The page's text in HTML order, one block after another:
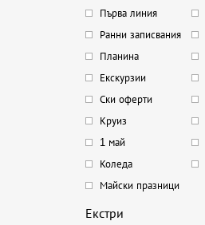
Първа линия
Ранни записвания
Планина
Екскурзии
Ски оферти
Круиз
1 май
Коледа
Майски празници
Екстри